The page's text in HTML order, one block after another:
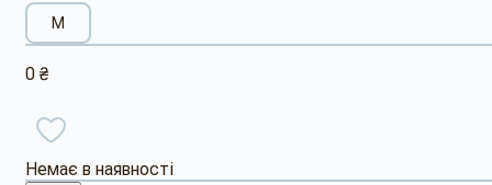
M
0 ₴
Немає в наявності